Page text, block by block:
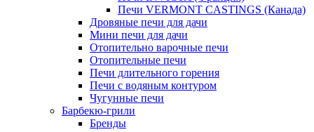
Печи VERMONT CASTINGS (Канада)
Дровяные печи для дачи
Мини печи для дачи
Отопительно варочные печи
Отопительные печи
Печи длительного горения
Печи с водяным контуром
Чугунные печи
Барбекю-грили
Бренды